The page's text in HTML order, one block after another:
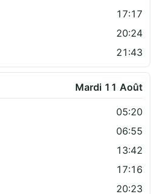
17:17
20:24
21:43
Mardi 11 Août
05:20
06:55
13:42
17:16
20:23